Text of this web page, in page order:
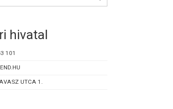
hivatal
101
UTCA 1.